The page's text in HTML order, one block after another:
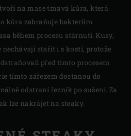
na mase tmavá kůra, která
kůra zabraňuje bakteriím
během procesu stárnutí. Kusy,
nechávají stařit i s kostí, protože
před tímto procesem
tímto zářezem dostanou do
odstraní řezník po sušení. Za
lze nakrájet na steaky.